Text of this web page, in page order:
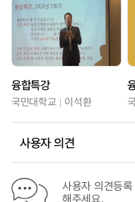
융합특강
국민대학교 이석환
사용자 의견
사용자 의견등
해주세요.